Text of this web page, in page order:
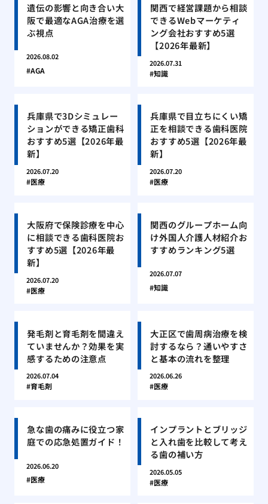
遺伝の影響と向き合い大
阪で最適なAGA治療を選
ぶ視点
2026.08.02
AGA
関西で経営課題から相談
できるWebマーケティ
ング会社おすすめ5選
【2026年最新】
2026.07.31
知識
兵庫県で3Dシミュレー
ションができる矯正歯科
おすすめ5選【2026年最
新】
2026.07.20
医療
兵庫県で目立ちにくい矯
正を相談できる歯科医院
おすすめ5選【2026年最
新】
2026.07.20
医療
大阪府で保険診療を中心
に相談できる歯科医院お
すすめ5選【2026年最
新】
2026.07.20
医療
関西のグループホーム向
け外国人介護人材紹介お
すすめランキング5選
2026.07.07
知識
発毛剤と育毛剤を間違え
ていませんか？効果を実
感するための注意点
2026.07.04
育毛剤
大正区で歯周病治療を検
討するなら？通いやすさ
と基本の流れを整理
2026.06.26
医療
急な歯の痛みに役立つ家
庭での応急処置ガイド！
2026.06.20
医療
インプラントとブリッジ
と入れ歯を比較して考え
る歯の補い方
2026.05.05
医療